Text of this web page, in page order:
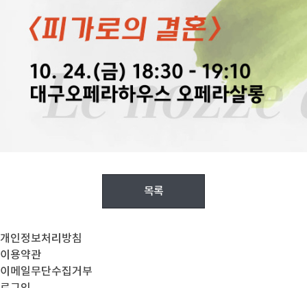
목록
개인정보처리방침
이용약관
이메일무단수집거부